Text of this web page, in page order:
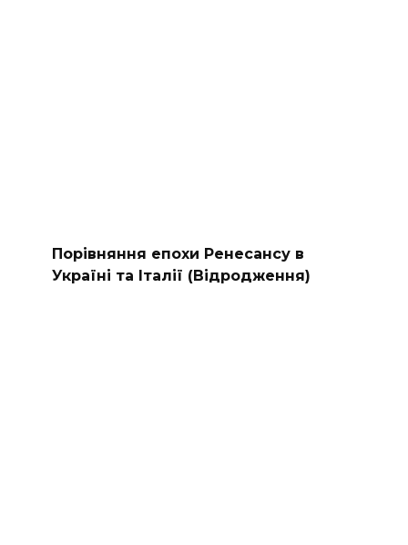
Порівняння епохи Ренесансу в
Україні та Італії (Відродження)